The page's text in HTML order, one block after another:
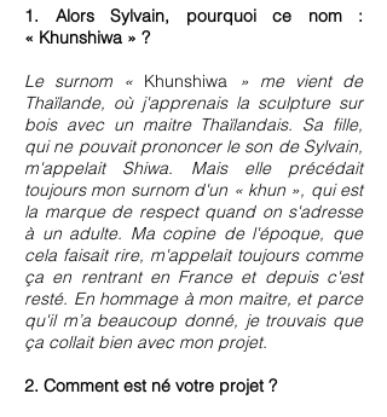
1. Alors Sylvain, pourquoi ce nom :
« Khunshiwa » ?
Le surnom « Khunshiwa » me vient de
Thaïlande, où j'apprenais la sculpture sur
bois avec un maitre Thaïlandais. Sa fille,
qui ne pouvait prononcer le son de Sylvain,
m'appelait Shiwa. Mais elle précédait
toujours mon surnom d'un « khun », qui est
la marque de respect quand on s'adresse
à un adulte. Ma copine de l'époque, que
cela faisait rire, m'appelait toujours comme
ça en rentrant en France et depuis c'est
resté. En hommage à mon maitre, et parce
qu'il m’a beaucoup donné, je trouvais que
ça collait bien avec mon projet.
2. Comment est né votre projet ?